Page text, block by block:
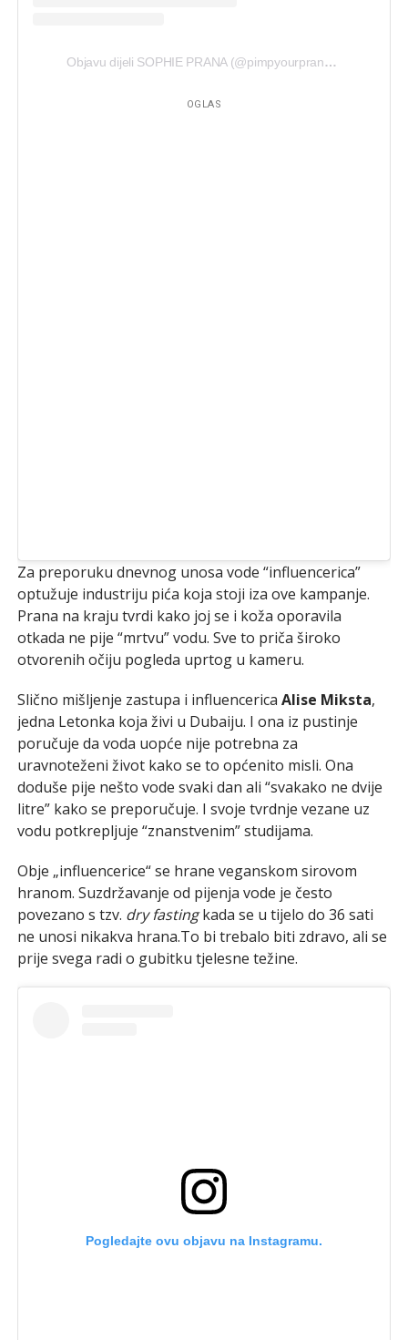
Objavu dijeli SOPHIE PRANA (@pimpyourprana)
OGLAS
Za preporuku dnevnog unosa vode “influencerica”
optužuje industriju pića koja stoji iza ove kampanje.
Prana na kraju tvrdi kako joj se i koža oporavila
otkada ne pije “mrtvu” vodu. Sve to priča široko
otvorenih očiju pogleda uprtog u kameru.
Slično mišljenje zastupa i influencerica Alise Miksta,
jedna Letonka koja živi u Dubaiju. I ona iz pustinje
poručuje da voda uopće nije potrebna za
uravnoteženi život kako se to općenito misli. Ona
doduše pije nešto vode svaki dan ali “svakako ne dvije
litre” kako se preporučuje. I svoje tvrdnje vezane uz
vodu potkrepljuje “znanstvenim” studijama.
Obje „influencerice“ se hrane veganskom sirovom
hranom. Suzdržavanje od pijenja vode je često
povezano s tzv. dry fastingkada se u tijelo do 36 sati
ne unosi nikakva hrana.To bi trebalo biti zdravo, ali se
prije svega radi o gubitku tjelesne težine.
Pogledajte ovu objavu na Instagramu.